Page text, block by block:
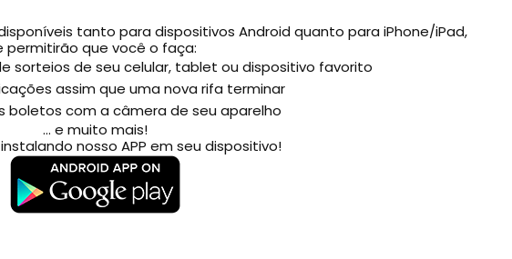
tanto para dispositivos Android quanto para iPhone/iPad,
permitirão que você o faça:
sorteios de seu celular, tablet ou dispositivo favorito
assim que uma nova rifa terminar
boletos com a câmera de seu aparelho
... e muito mais!
nosso APP em seu dispositivo!